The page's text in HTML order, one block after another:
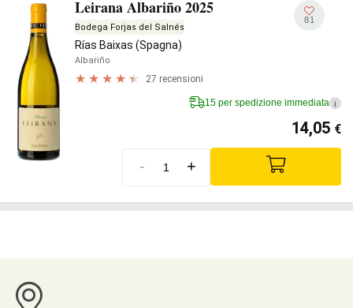
Leirana Albariño 2025
Bodega Forjas del Salnés
Rías Baixas (Spagna)
Albariño
27 recensioni
81
15 per spedizione immediata i
14,05 €
- +